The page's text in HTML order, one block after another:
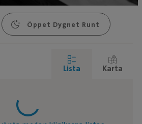
Öppet Dygnet Runt
Lista Karta